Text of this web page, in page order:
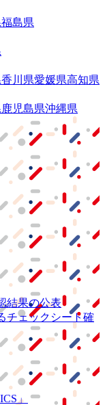
福島県
香川県愛媛県高知県
鹿児島県沖縄県
結果の公表
チェックシート確
」